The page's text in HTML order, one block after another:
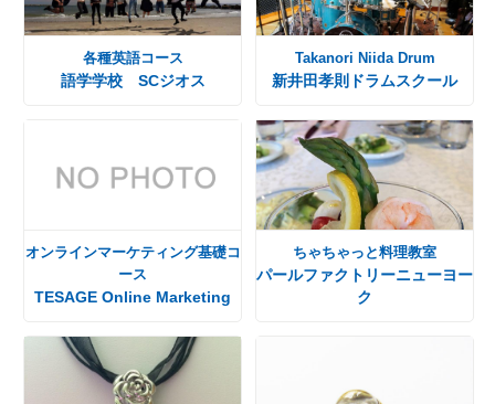
各種英語コース
語学学校 SCジオス
Takanori Niida Drum
新井田孝則ドラムスクール
オンラインマーケティング基礎コ
ース
TESAGE Online Marketing
ちゃちゃっと料理教室
パールファクトリーニューヨー
ク